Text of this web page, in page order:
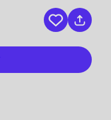
Bewaar